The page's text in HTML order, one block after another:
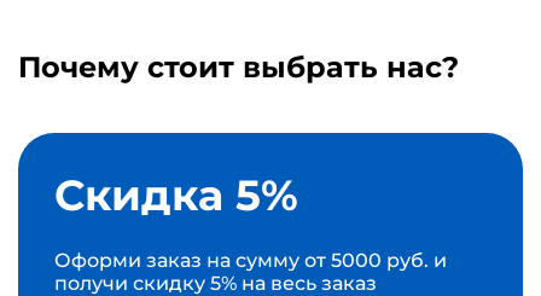
Почему стоит выбрать нас?
Скидка 5%
Оформи заказ на сумму от 5000 руб. и
получи скидку 5% на весь заказ